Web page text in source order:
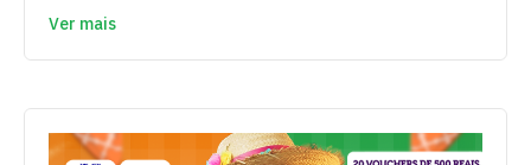
Ver mais